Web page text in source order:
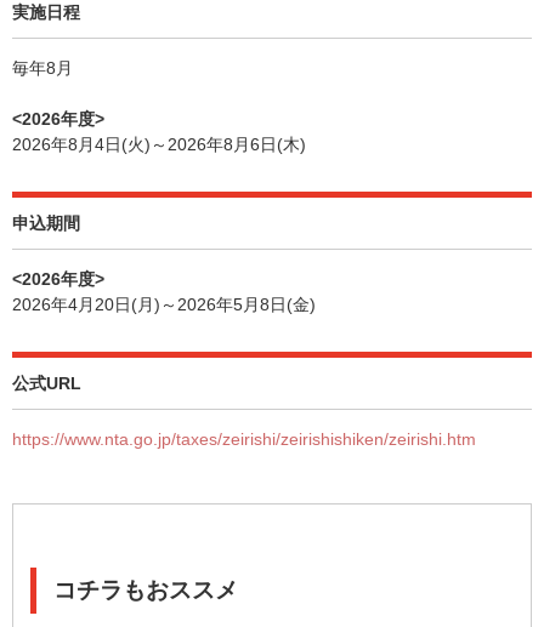
実施日程
毎年8月
<2026年度>
2026年8月4日(火)～2026年8月6日(木)
申込期間
<2026年度>
2026年4月20日(月)～2026年5月8日(金)
公式URL
https://www.nta.go.jp/taxes/zeirishi/zeirishishiken/zeirishi.htm
コチラもおススメ